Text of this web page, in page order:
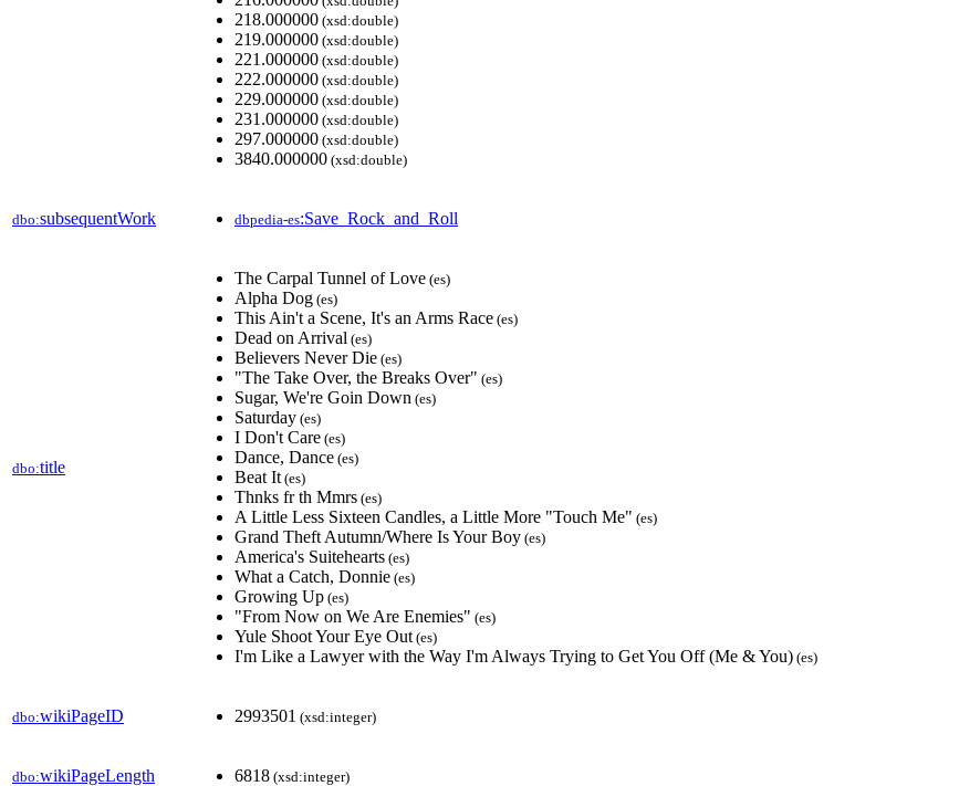
218.000000 (xsd:double)
219.000000 (xsd:double)
221.000000 (xsd:double)
222.000000 (xsd:double)
229.000000 (xsd:double)
231.000000 (xsd:double)
297.000000 (xsd:double)
3840.000000 (xsd:double)
dbo:subsequentWork dbpedia-es:Save_Rock_and_Roll
dbo:title
The Carpal Tunnel of Love (es)
Alpha Dog (es)
This Ain't a Scene, It's an Arms Race (es)
Dead on Arrival (es)
Believers Never Die (es)
"The Take Over, the Breaks Over" (es)
Sugar, We're Goin Down (es)
Saturday (es)
I Don't Care (es)
Dance, Dance (es)
Beat It (es)
Thnks fr th Mmrs (es)
A Little Less Sixteen Candles, a Little More "Touch Me" (es)
Grand Theft Autumn/Where Is Your Boy (es)
America's Suitehearts (es)
What a Catch, Donnie (es)
Growing Up (es)
"From Now on We Are Enemies" (es)
Yule Shoot Your Eye Out (es)
I'm Like a Lawyer with the Way I'm Always Trying to Get You Off (Me & You) (es)
dbo:wikiPageID 2993501 (xsd:integer)
dbo:wikiPageLength 6818 (xsd:integer)